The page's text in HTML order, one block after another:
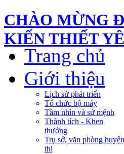
CHÀO MỪNG
KIẾN THIẾT
Trang chủ
Giới thiệu
Lịch sử phát triển
Tổ chức bộ máy
Tầm nhìn và sứ mệnh
Thành tích - Khen
thưởng
Trụ sở, văn phòng huyện
thị